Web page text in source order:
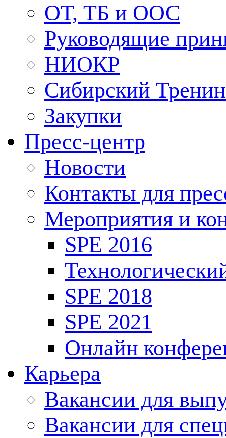
ОТ, ТБ и ООС
Руководящие
НИОКР
Сибирский
Закупки
Пресс-центр
Новости
Контакты для
Мероприятия и
SPE 2016
SPE 2018
SPE 2021
Онлайн
Карьера
Вакансии для
Вакансии для